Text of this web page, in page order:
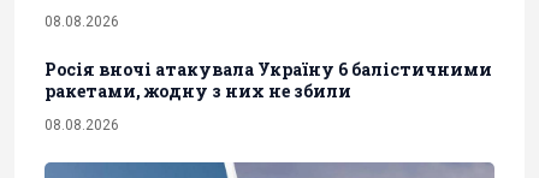
08.08.2026
Росія вночі атакувала Україну 6 балістичними
ракетами, жодну з них не збили
08.08.2026